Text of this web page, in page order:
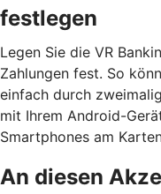
festlegen
Legen Sie die VR
Zahlungen fest. So
einfach durch
mit Ihrem Android-
Smartphones am
An diesen